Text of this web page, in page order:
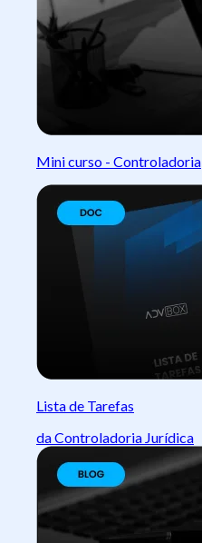
Mini curso - Controladoria
Lista de Tarefas
da Controladoria Jurídica